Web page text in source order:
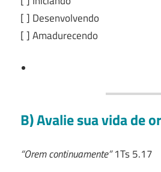
[ ] Desenvolvendo
[ ] Amadurecendo
B) Avalie sua vida de
“Orem continuamente”1Ts 5.17